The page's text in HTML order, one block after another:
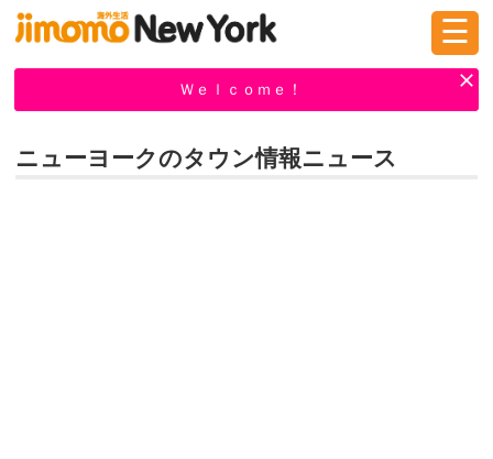
☰
Ｗｅｌｃｏｍｅ！
ニューヨークのタウン情報ニュース